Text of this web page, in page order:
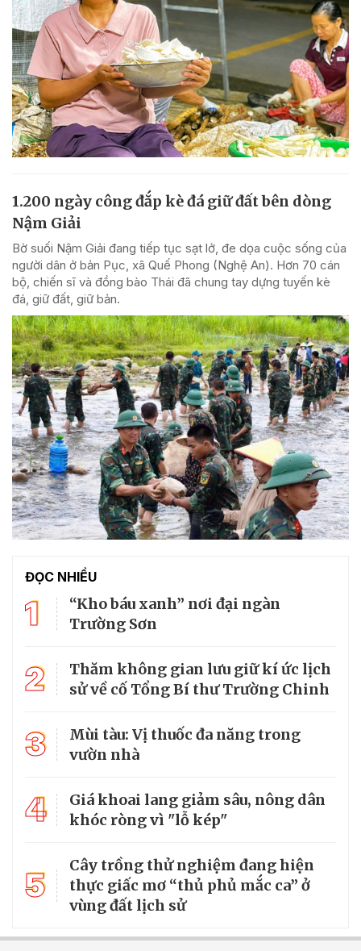
1.200 ngày công đắp kè đá giữ đất bên dòng
Nậm Giải
Bờ suối Nậm Giải đang tiếp tục sạt lở, đe dọa cuộc sống của
người dân ở bản Pục, xã Quế Phong (Nghệ An). Hơn 70 cán
bộ, chiến sĩ và đồng bào Thái đã chung tay dựng tuyến kè
đá, giữ đất, giữ bản.
ĐỌC NHIỀU
1
“Kho báu xanh” nơi đại ngàn
Trường Sơn
2
Thăm không gian lưu giữ kí ức lịch
sử về cố Tổng Bí thư Trường Chinh
3
Mùi tàu: Vị thuốc đa năng trong
vườn nhà
4
Giá khoai lang giảm sâu, nông dân
khóc ròng vì "lỗ kép"
5
Cây trồng thử nghiệm đang hiện
thực giấc mơ “thủ phủ mắc ca” ở
vùng đất lịch sử